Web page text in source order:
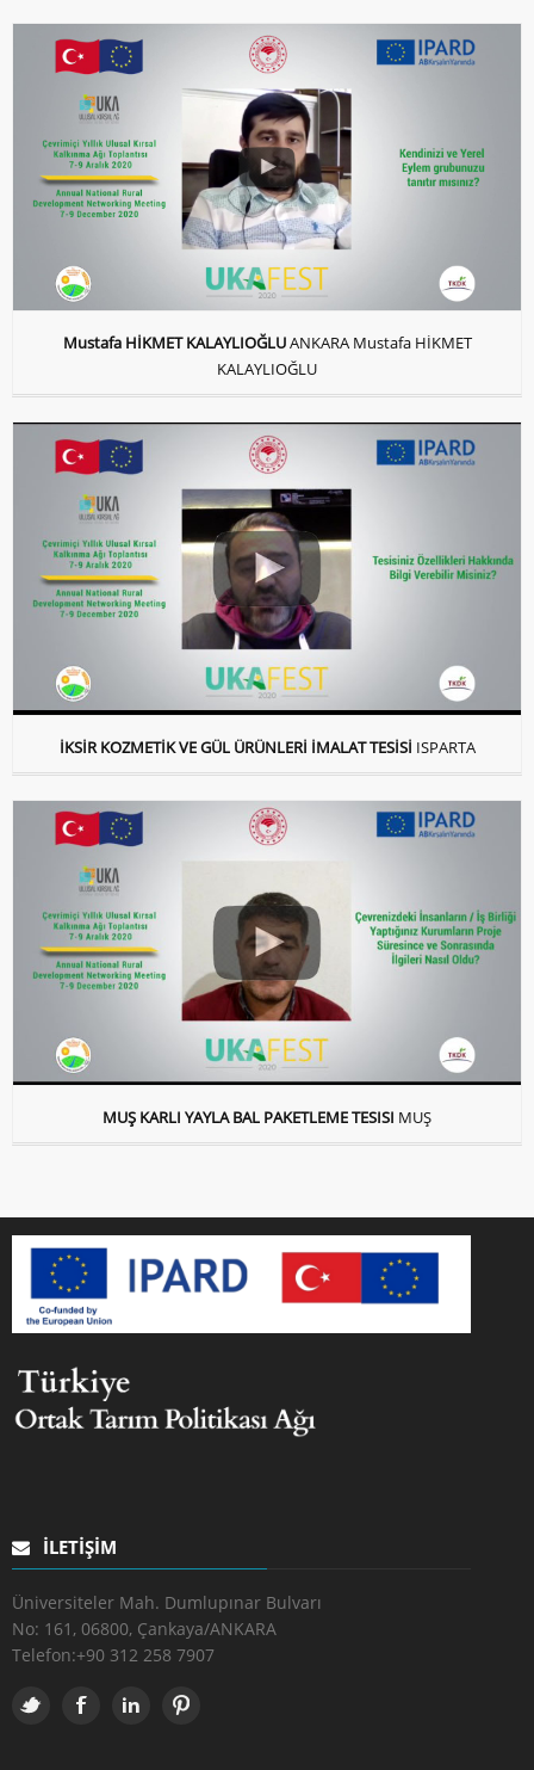
Mustafa HİKMET KALAYLIOĞLUANKARA Mustafa HİKMET
KALAYLIOĞLU
İKSİR KOZMETİK VE GÜL ÜRÜNLERİ İMALAT TESİSİ ISPARTA
MUŞ KARLI YAYLA BAL PAKETLEME TESISI MUŞ
İLETIŞIM
Üniversiteler Mah. Dumlupınar Bulvarı
No: 161, 06800, Çankaya/ANKARA
Telefon:+90 312 258 7907